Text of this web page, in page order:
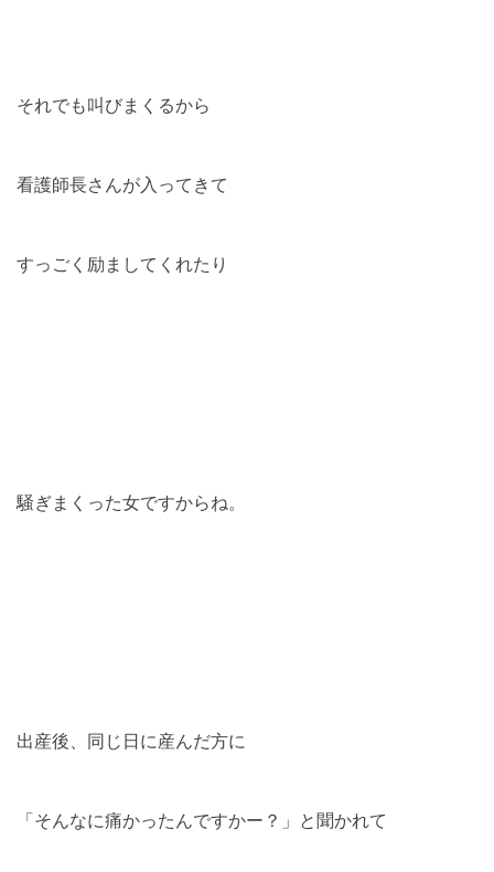
それでも叫びまくるから
看護師長さんが入ってきて
すっごく励ましてくれたり
騒ぎまくった女ですからね。
出産後、同じ日に産んだ方に
「そんなに痛かったんですかー？」と聞かれて